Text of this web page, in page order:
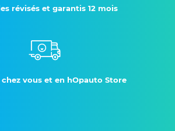
révisés et garantis 12 mois
vous et en hOpauto Store